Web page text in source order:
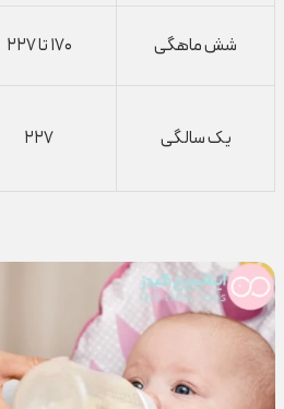
شش ماهگی ۱۷۰ تا ۲۲۷
یک سالگی ۲۲۷